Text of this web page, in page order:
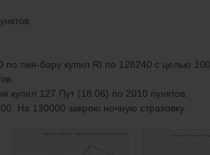
по пин-бару купил RI по 128240 с целью
купил 127 Пут (18.06) по 2010 пунктов.
На 130000 закрою ночную страховку